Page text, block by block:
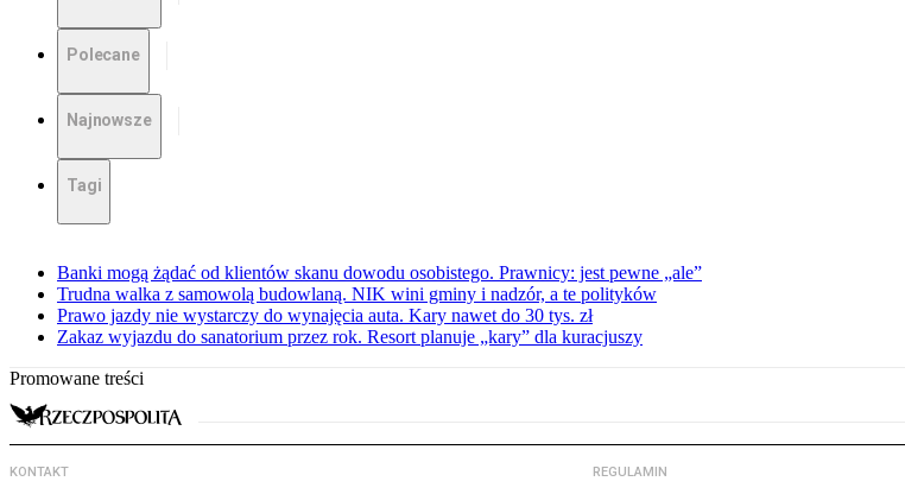
Polecane
Najnowsze
Tagi
Banki mogą żądać od klientów skanu dowodu osobistego. Prawnicy: jest pewne „ale”
Trudna walka z samowolą budowlaną. NIK wini gminy i nadzór, a te polityków
Prawo jazdy nie wystarczy do wynajęcia auta. Kary nawet do 30 tys. zł
Zakaz wyjazdu do sanatorium przez rok. Resort planuje „kary” dla kuracjuszy
Promowane treści
KONTAKT REGULAMIN